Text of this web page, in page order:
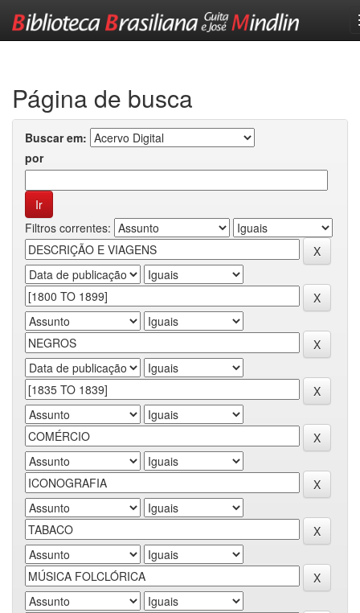
Página de busca
Buscar em:
por
Filtros correntes: